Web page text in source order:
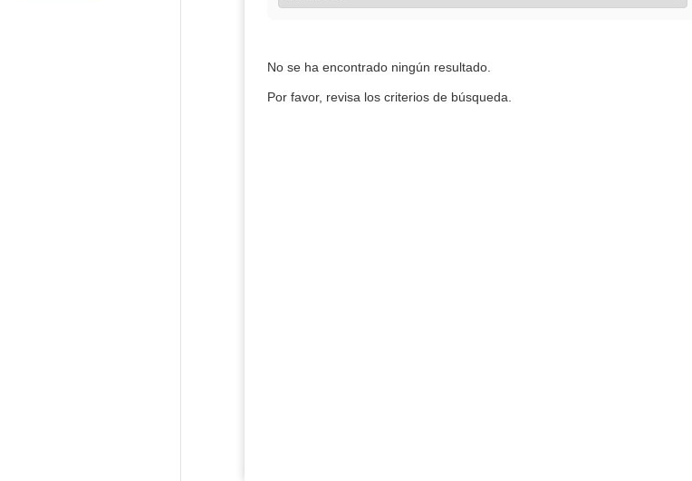
No se ha encontrado ningún resultado.
Por favor, revisa los criterios de búsqueda.